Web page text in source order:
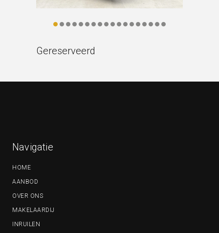
Gereserveerd
Navigatie
HOME
AANBOD
OVER ONS
MAKELAARDIJ
INRUILEN